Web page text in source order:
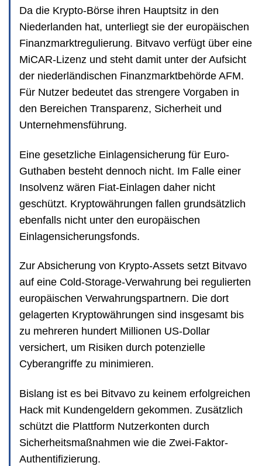
Da die Krypto-Börse ihren Hauptsitz in den
Niederlanden hat, unterliegt sie der europäischen
Finanzmarktregulierung. Bitvavo verfügt über eine
MiCAR-Lizenz und steht damit unter der Aufsicht
der niederländischen Finanzmarktbehörde AFM.
Für Nutzer bedeutet das strengere Vorgaben in
den Bereichen Transparenz, Sicherheit und
Unternehmensführung.
Eine gesetzliche Einlagensicherung für Euro-
Guthaben besteht dennoch nicht. Im Falle einer
Insolvenz wären Fiat-Einlagen daher nicht
geschützt. Kryptowährungen fallen grundsätzlich
ebenfalls nicht unter den europäischen
Einlagensicherungsfonds.
Zur Absicherung von Krypto-Assets setzt Bitvavo
auf eine Cold-Storage-Verwahrung bei regulierten
europäischen Verwahrungspartnern. Die dort
gelagerten Kryptowährungen sind insgesamt bis
zu mehreren hundert Millionen US-Dollar
versichert, um Risiken durch potenzielle
Cyberangriffe zu minimieren.
Bislang ist es bei Bitvavo zu keinem erfolgreichen
Hack mit Kundengeldern gekommen. Zusätzlich
schützt die Plattform Nutzerkonten durch
Sicherheitsmaßnahmen wie die Zwei-Faktor-
Authentifizierung.